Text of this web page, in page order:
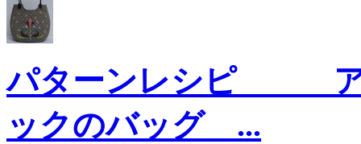
パターンレシピ ア
ックのバッグ ...